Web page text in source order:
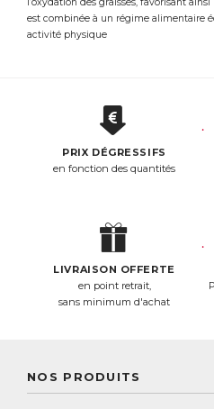
l’oxydation des graisses, favorisant
est combinée à un régime alimentaire
activité physique
PRIX DÉGRESSIFS
en fonction des quantités
LIVRAISON OFFERTE
en point retrait,
sans minimum d'achat
NOS PRODUITS